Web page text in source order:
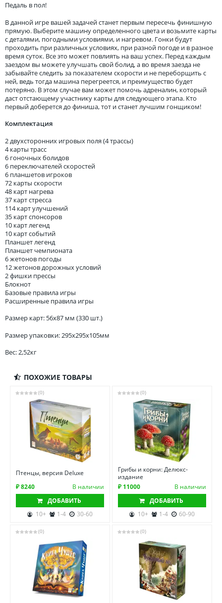
Педаль в пол!
В данной игре вашей задачей станет первым пересечь финишную
прямую. Выберите машину определенного цвета и возьмите карты
с деталями, погодными условиями, и нагревом. Гонки будут
проходить при различных условиях, при разной погоде и в разное
время суток. Все это может повлиять на ваш успех. Перед каждым
заездом вы можете улучшать свой болид, а во время заезда не
забывайте следить за показателем скорости и не переборщить с
ней, ведь тогда машина перегреется, и преимущество будет
потеряно. В этом случае вам может помочь адреналин, который
даст отстающему участнику карты для следующего этапа. Кто
первый доберется до финиша, тот и станет лучшим гонщиком!
Комплектация
2 двухсторонних игровых поля (4 трассы)
4 карты трасс
6 гоночных болидов
6 переключателей скоростей
6 планшетов игроков
72 карты скорости
48 карт нагрева
37 карт стресса
114 карт улучшений
35 карт спонсоров
10 карт легенд
10 карт событий
Планшет легенд
Планшет чемпионата
6 жетонов погоды
12 жетонов дорожных условий
2 фишки прессы
Блокнот
Базовые правила игры
Расширенные правила игры
Размер карт: 56x87 мм (330 шт.)
Размер упаковки: 295x295x105мм
Вес: 2,52кг
ПОХОЖИЕ ТОВАРЫ
(0)
Птенцы, версия Deluxe
₽ 8240
В наличии
ДОБАВИТЬ
10+
1-4 30-60
(0)
Грибы и корни: Делюкс-
издание
₽ 11000
В наличии
ДОБАВИТЬ
10+
1-4 60-90
(0) (0)